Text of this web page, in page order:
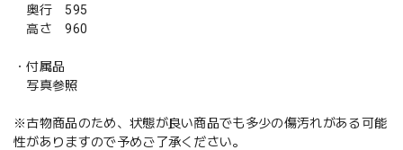
奥行 595
高さ 960
・付属品
写真参照
※古物商品のため、状態が良い商品でも多少の傷汚れがある可能
性がありますので予めご了承ください。